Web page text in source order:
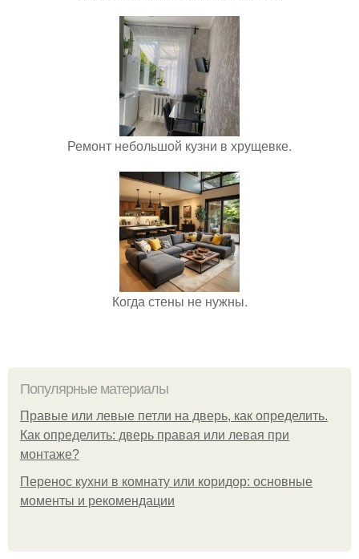
Ремонт небольшой кузни в хрущевке.
Когда стены не нужны.
Популярные материалы
Правые или левые петли на дверь, как определить.
Как определить: дверь правая или левая при
монтаже?
Перенос кухни в комнату или коридор: основные
моменты и рекомендации